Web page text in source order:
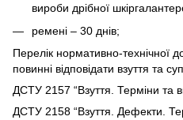
вироби дрібної
ремені – 30 днів;
Перелік нормативно-технічної
повинні відповідати взуття та
ДСТУ 2157 “Взуття. Терміни та
ДСТУ 2158 “Взуття. Дефекти.